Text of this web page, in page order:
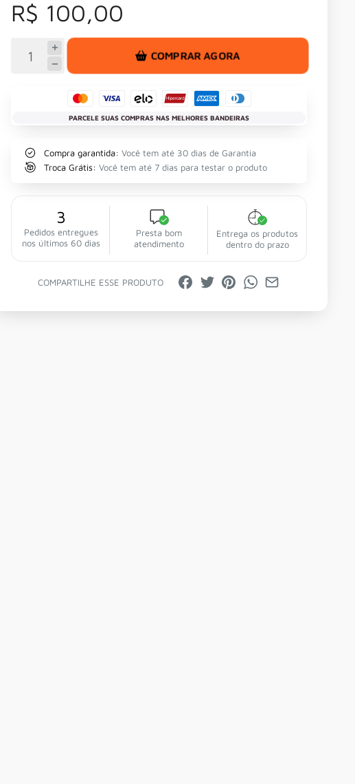
R$ 100,00
COMPRAR AGORA
PARCELE SUAS COMPRAS NAS MELHORES BANDEIRAS
Compra garantida: Você tem até 30 dias de Garantia
Troca Grátis: Você tem até 7 dias para testar o produto
3
Pedidos entregues
nos últimos 60 dias
Presta bom
atendimento
Entrega os produtos
dentro do prazo
COMPARTILHE ESSE PRODUTO